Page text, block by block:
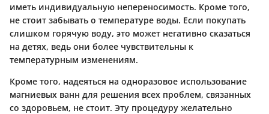
иметь индивидуальную непереносимость. Кроме того,
не стоит забывать о температуре воды. Если покупать
слишком горячую воду, это может негативно сказаться
на детях, ведь они более чувствительны к
температурным изменениям.
Кроме того, надеяться на одноразовое использование
магниевых ванн для решения всех проблем, связанных
со здоровьем, не стоит. Эту процедуру желательно